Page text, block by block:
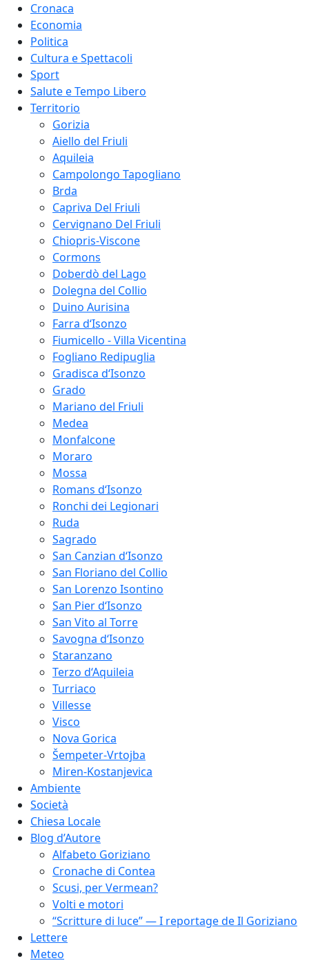
Cronaca
Economia
Politica
Cultura e Spettacoli
Sport
Salute e Tempo Libero
Territorio
Gorizia
Aiello del Friuli
Aquileia
Campolongo Tapogliano
Brda
Capriva Del Friuli
Cervignano Del Friuli
Chiopris-Viscone
Cormons
Doberdò del Lago
Dolegna del Collio
Duino Aurisina
Farra d‘Isonzo
Fiumicello - Villa Vicentina
Fogliano Redipuglia
Gradisca d‘Isonzo
Grado
Mariano del Friuli
Medea
Monfalcone
Moraro
Mossa
Romans d‘Isonzo
Ronchi dei Legionari
Ruda
Sagrado
San Canzian d‘Isonzo
San Floriano del Collio
San Lorenzo Isontino
San Pier d‘Isonzo
San Vito al Torre
Savogna d‘Isonzo
Staranzano
Terzo d‘Aquileia
Turriaco
Villesse
Visco
Nova Gorica
Šempeter-Vrtojba
Miren-Kostanjevica
Ambiente
Società
Chiesa Locale
Blog d’Autore
Alfabeto Goriziano
Cronache di Contea
Scusi, per Vermean?
Volti e motori
“Scritture di luce” — I reportage de Il Goriziano
Lettere
Meteo